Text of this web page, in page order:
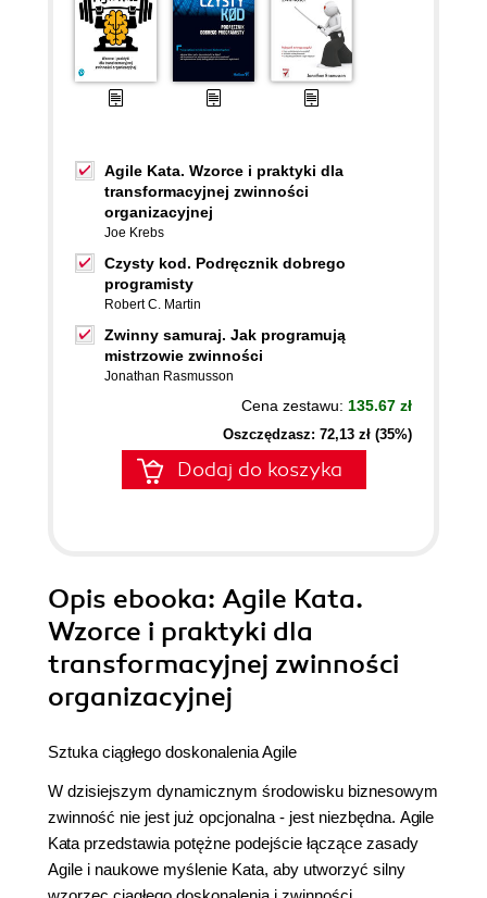
Agile Kata. Wzorce i praktyki dla
transformacyjnej zwinności
organizacyjnej
Joe Krebs
Czysty kod. Podręcznik dobrego
programisty
Robert C. Martin
Zwinny samuraj. Jak programują
mistrzowie zwinności
Jonathan Rasmusson
Cena zestawu: 135.67 zł
Oszczędzasz: 72,13 zł (35%)
Dodaj do koszyka
Opis ebooka: Agile Kata.
Wzorce i praktyki dla
transformacyjnej zwinności
organizacyjnej
Sztuka ciągłego doskonalenia Agile
W dzisiejszym dynamicznym środowisku biznesowym
zwinność nie jest już opcjonalna - jest niezbędna. Agile
Kata przedstawia potężne podejście łączące zasady
Agile i naukowe myślenie Kata, aby utworzyć silny